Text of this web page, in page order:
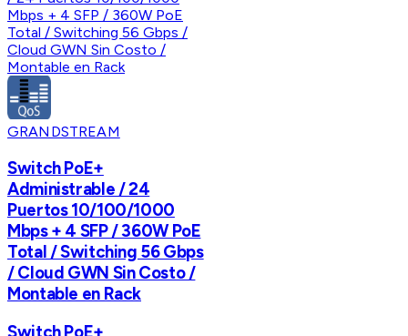
GRANDSTREAM
Switch PoE+
Administrable / 24
Puertos 10/100/1000
Mbps + 4 SFP / 360W PoE
Total / Switching 56 Gbps
/ Cloud GWN Sin Costo /
Montable en Rack
Switch PoE+